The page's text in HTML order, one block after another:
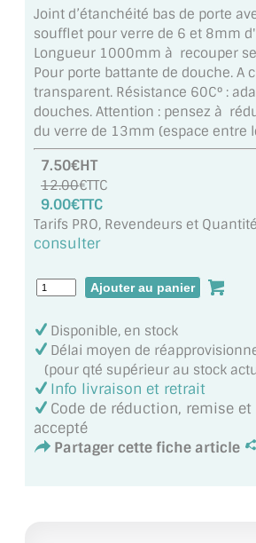
MIROIR DÉCORATIF DE
LOTS DE MIROIRS EN MOZAÏQUE
MIROIR POUR PORTE
MIROIR DE SALLE DE BAIN
MIROIR PAROI DE DOUCHE
MIROIR POUR SALLE DE SPORT
MIROIR POUR SALLE DE DANSE
MIROIR ENCADRÉ
MIROIR TV
VERRE SUR MESURE
VERRE EXTRACLAIR
VERRE TREMPÉ (SÉCURIT)
Joint d’étanchéité bas de porte
soufflet pour verre de 6 et 8mm
Longueur 1000mm à recouper
Pour porte battante de douche. A
transparent. Résistance 60C° :
douches. Attention : pensez à
du verre de 13mm (espace entre
7.50€HT
12.00€TTC
9.00€TTC
Tarifs PRO, Revendeurs et
consulter
Disponible, en stock
Délai moyen de
(pour qté supérieur au stock
Info livraison et retrait
Code de réduction, remise
accepté
Partager cette fiche article